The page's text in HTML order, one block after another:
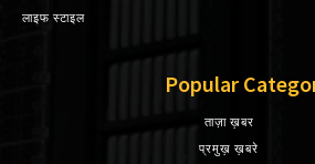
लाइफ स्टाइल
Popular
ताज़ा ख़बर
प्रमुख़ ख़बरे